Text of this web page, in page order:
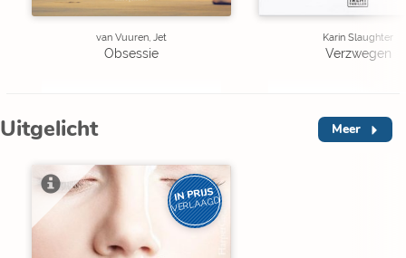
van Vuuren, Jet
Obsessie
Karin Slaughter
Verzwegen
Uitgelicht Meer
IN PRIJS
VERLAAGD